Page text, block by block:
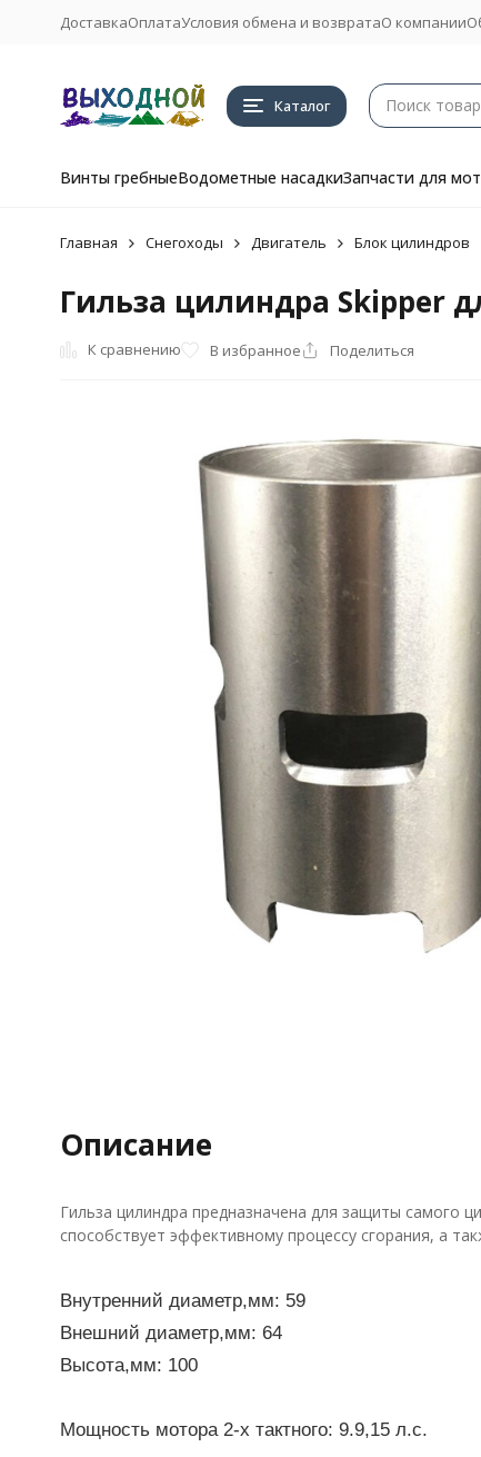
ДоставкаОплатаУсловия обмена и возвратаО компании
Каталог
Винты гребныеВодометные насадкиЗапчасти для
Главная Снегоходы Двигатель Блок цилиндров
Гильза цилиндра Skipper
К сравнению В избранное Поделиться
Описание
Гильза цилиндра предназначена для защиты самого
способствует эффективному процессу сгорания, а
Внутренний диаметр,мм: 59
Внешний диаметр,мм: 64
Высота,мм: 100
Мощность мотора 2-х тактного: 9.9,15 л.с.